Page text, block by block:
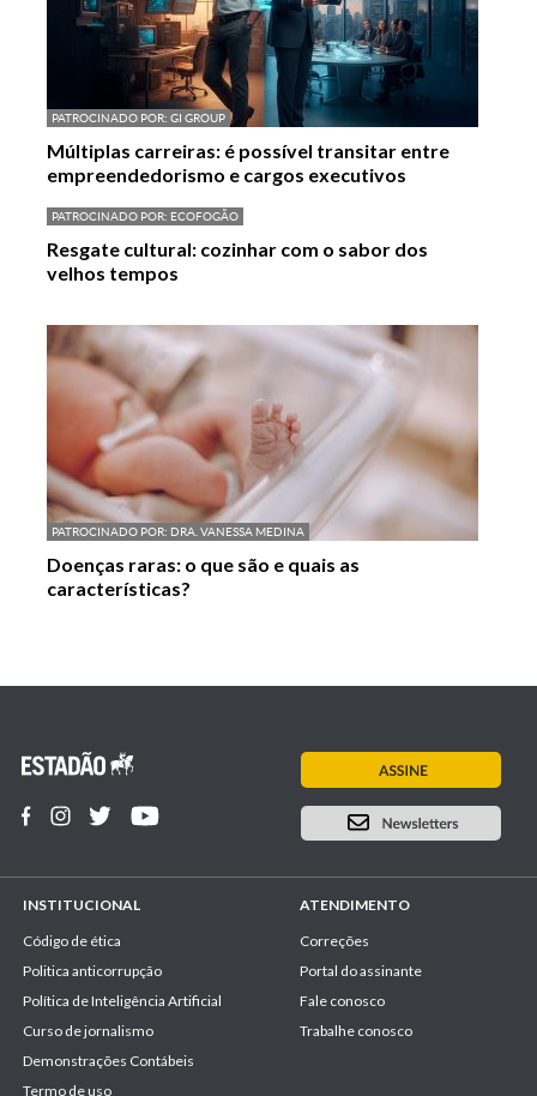
PATROCINADO POR: GI GROUP
Múltiplas carreiras: é possível transitar entre
empreendedorismo e cargos executivos
PATROCINADO POR: ECOFOGÃO
Resgate cultural: cozinhar com o sabor dos
velhos tempos
PATROCINADO POR: DRA. VANESSA MEDINA
Doenças raras: o que são e quais as
características?
INSTITUCIONAL
Código de ética
Politica anticorrupção
Política de Inteligência Artificial
Curso de jornalismo
Demonstrações Contábeis
Termo de uso
ATENDIMENTO
Correções
Portal do assinante
Fale conosco
Trabalhe conosco